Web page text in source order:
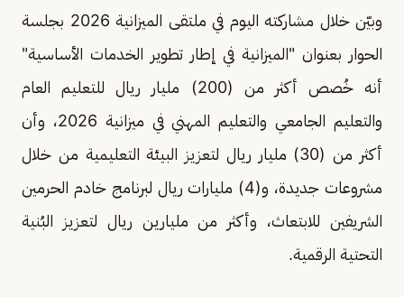
وبيّن خلال مشاركته اليوم في ملتقى الميزانية 2026 بجلسة
الحوار بعنوان "الميزانية في إطار تطوير الخدمات الأساسية"
أنه خُصص أكثر من (200) مليار ريال للتعليم العام
والتعليم الجامعي والتعليم المهني في ميزانية 2026، وأن
أكثر من (30) مليار ريال لتعزيز البيئة التعليمية من خلال
مشروعات جديدة، و(4) مليارات ريال لبرنامج خادم الحرمين
الشريفين للابتعاث، وأكثر من مليارين ريال لتعزيز البُنية
التحتية الرقمية.